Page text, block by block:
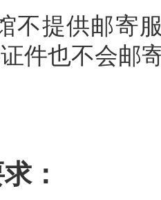
提供邮寄服
件也不会邮
：